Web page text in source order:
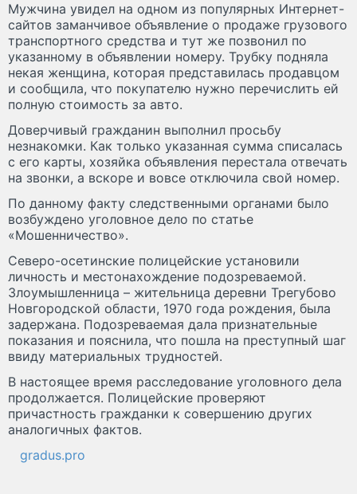
Мужчина увидел на одном из популярных Интернет-
сайтов заманчивое объявление о продаже грузового
транспортного средства и тут же позвонил по
указанному в объявлении номеру. Трубку подняла
некая женщина, которая представилась продавцом
и сообщила, что покупателю нужно перечислить ей
полную стоимость за авто.
Доверчивый гражданин выполнил просьбу
незнакомки. Как только указанная сумма списалась
с его карты, хозяйка объявления перестала отвечать
на звонки, а вскоре и вовсе отключила свой номер.
По данному факту следственными органами было
возбуждено уголовное дело по статье
«Мошенничество».
Северо-осетинские полицейские установили
личность и местонахождение подозреваемой.
Злоумышленница – жительница деревни Трегубово
Новгородской области, 1970 года рождения, была
задержана. Подозреваемая дала признательные
показания и пояснила, что пошла на преступный шаг
ввиду материальных трудностей.
В настоящее время расследование уголовного дела
продолжается. Полицейские проверяют
причастность гражданки к совершению других
аналогичных фактов.
gradus.pro